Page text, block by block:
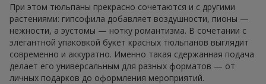
При этом тюльпаны прекрасно сочетаются и с другими
растениями: гипсофила добавляет воздушности, пионы —
нежности, а эустомы — нотку романтизма. В сочетании с
элегантной упаковкой букет красных тюльпанов выглядит
современно и аккуратно. Именно такая сдержанная подача
делает его универсальным для разных форматов — от
личных подарков до оформления мероприятий.